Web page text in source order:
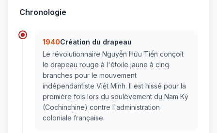
Chronologie
1940Création du drapeau
Le révolutionnaire Nguyễn Hữu Tiến conçoit
le drapeau rouge à l'étoile jaune à cinq
branches pour le mouvement
indépendantiste Việt Minh. Il est hissé pour la
première fois lors du soulèvement du Nam Kỳ
(Cochinchine) contre l'administration
coloniale française.